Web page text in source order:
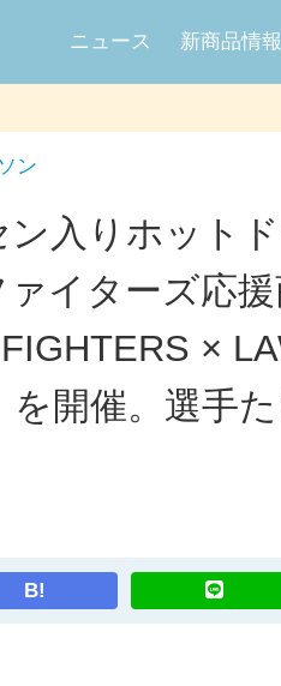
ニュース 新商品情報
ン
入りホット
イターズ応
×
開催。選手
B!